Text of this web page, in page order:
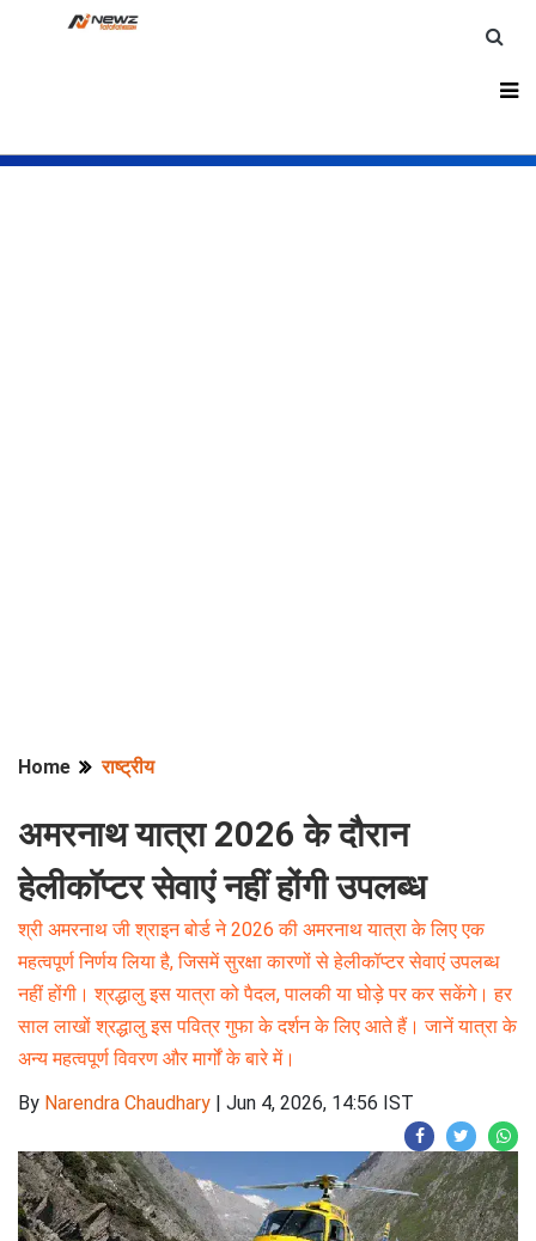
Home राष्ट्रीय
अमरनाथ यात्रा 2026 के दौरान
हेलीकॉप्टर सेवाएं नहीं होंगी उपलब्ध
श्री अमरनाथ जी श्राइन बोर्ड ने 2026 की अमरनाथ यात्रा के लिए एक
महत्वपूर्ण निर्णय लिया है, जिसमें सुरक्षा कारणों से हेलीकॉप्टर सेवाएं उपलब्ध
नहीं होंगी। श्रद्धालु इस यात्रा को पैदल, पालकी या घोड़े पर कर सकेंगे। हर
साल लाखों श्रद्धालु इस पवित्र गुफा के दर्शन के लिए आते हैं। जानें यात्रा के
अन्य महत्वपूर्ण विवरण और मार्गों के बारे में।
By Narendra Chaudhary | Jun 4, 2026, 14:56 IST